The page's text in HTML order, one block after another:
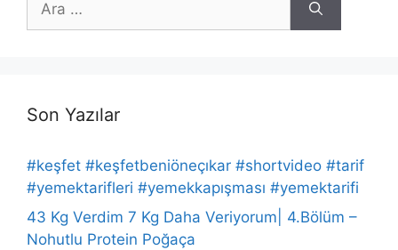
ara
Son Yazılar
#keşfet #keşfetbeniöneçıkar #shortvideo #tarif
#yemektarifleri #yemekkapışması #yemektarifi
43 Kg Verdim 7 Kg Daha Veriyorum| 4.Bölüm –
Nohutlu Protein Poğaça